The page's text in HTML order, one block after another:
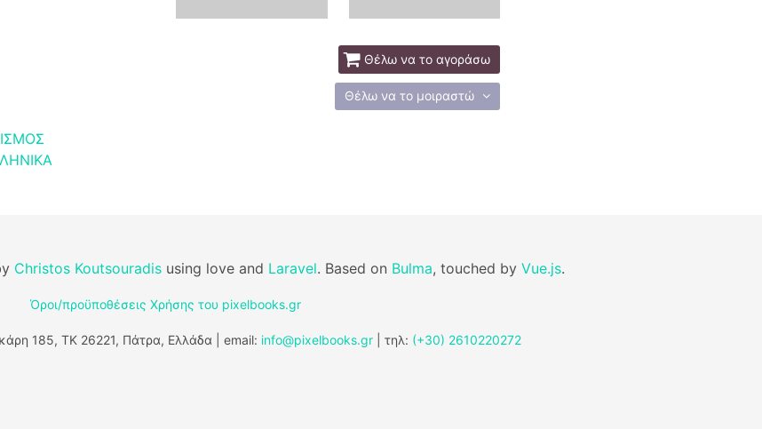
Θέλω να το αγοράσω
Θέλω να το μοιραστώ
Christos Koutsouradis using love and Laravel. Based on Bulma, touched by Vue.js.
Όροι/προϋποθέσεις Χρήσης του pixelbooks.gr
185, ΤΚ 26221, Πάτρα, Ελλάδα | email: info@pixelbooks.gr | τηλ: (+30) 2610220272